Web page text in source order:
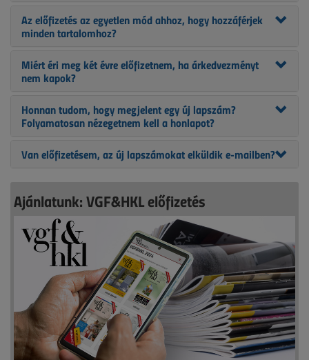
Az előfizetés az egyetlen mód ahhoz, hogy hozzáférjek
minden tartalomhoz?
Miért éri meg két évre előfizetnem, ha árkedvezményt
nem kapok?
Honnan tudom, hogy megjelent egy új lapszám?
Folyamatosan nézegetnem kell a honlapot?
Van előfizetésem, az új lapszámokat elküldik e-mailben?
Ajánlatunk: VGF&HKL előfizetés